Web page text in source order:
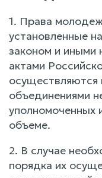
1. Права
установленные
законом и иными
актами
объединениями
уполномоченных
объеме.
2. В случае
порядка их